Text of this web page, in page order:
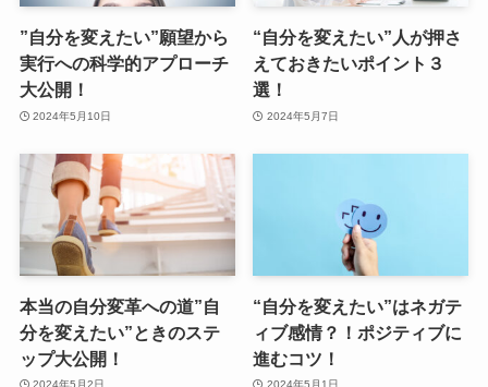
”自分を変えたい”願望から
実行への科学的アプローチ
大公開！
2024年5月10日
“自分を変えたい”人が押さ
えておきたいポイント３
選！
2024年5月7日
本当の自分変革への道”自
分を変えたい”ときのステ
ップ大公開！
2024年5月2日
“自分を変えたい”はネガテ
ィブ感情？！ポジティブに
進むコツ！
2024年5月1日